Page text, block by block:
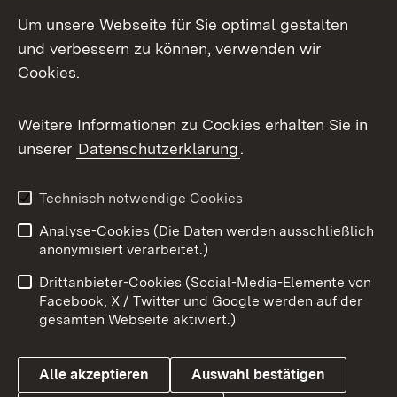
Facebook
X / Twitter
Youtube
Impressum
Kontakt
Barrierefreiheit
Datenschutz
Cookies
Um unsere Webseite für Sie optimal gestalten
und verbessern zu können, verwenden wir
Cookies.
Weitere Informationen zu Cookies erhalten Sie in
unserer Datenschutzerklärung.
Technisch notwendige Cookies
Analyse-Cookies (Die Daten werden ausschließlich
anonymisiert verarbeitet.)
Drittanbieter-Cookies (Social-Media-Elemente von
Facebook, X / Twitter und Google werden auf der
gesamten Webseite aktiviert.)
Alle akzeptieren Auswahl bestätigen